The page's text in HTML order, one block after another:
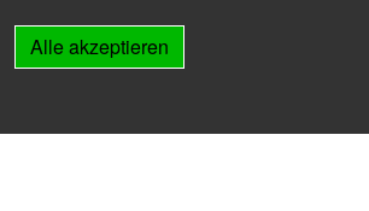
Alle akzeptieren